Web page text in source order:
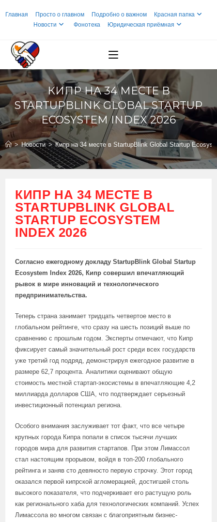
Главная Просто о главном Подробно о важном
Красная папка
Новости
Фонотека Юридическая приёмная
КИПР НА 34 МЕСТЕ В
STARTUPBLINK GLOBAL STARTUP
ECOSYSTEM INDEX 2026
> Новости > Кипр на 34 месте в StartupBlink Global Startup
КИПР НА 34 МЕСТЕ В
STARTUPBLINK GLOBAL
STARTUP ECOSYSTEM
INDEX 2026
Согласно ежегодному докладу StartupBlink Global Startup
Ecosystem Index 2026, Кипр совершил впечатляющий
рывок в мире инноваций и технологического
предпринимательства.
Теперь страна занимает тридцать четвертое место в
глобальном рейтинге, что сразу на шесть позиций выше по
сравнению с прошлым годом. Эксперты отмечают, что Кипр
фиксирует самый значительный рост среди всех государств
уже третий год подряд, демонстрируя ежегодное развитие в
размере 62,7 процента. Аналитики оценивают общую
стоимость местной стартап-экосистемы в впечатляющие 4,2
миллиарда долларов США, что подтверждает серьезный
инвестиционный потенциал региона.
Особого внимания заслуживает тот факт, что все четыре
крупных города Кипра попали в список тысячи лучших
городов мира для развития стартапов. При этом Лимассол
стал настоящим прорывом, войдя в топ-200 глобального
рейтинга и заняв сто девяносто первую строчку. Этот город
оказался первой кипрской агломерацией, достигшей столь
высокого показателя, что подчеркивает его растущую роль
как регионального хаба для технологических компаний. Успех
Лимассола во многом связан с благоприятным бизнес-